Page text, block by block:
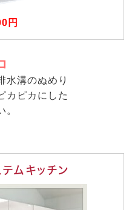
円
水溝のぬめり
カピカにした
。
ムキッチン